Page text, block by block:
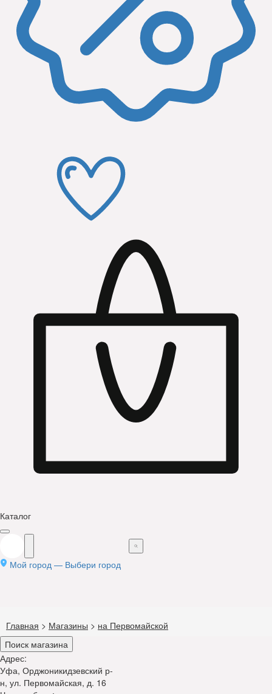
Каталог
Мой город — Выбери город
Главная > Магазины > на Первомайской
Поиск магазина
Адрес:
Уфа, Орджоникидзевский р-
н, ул. Первомайская, д. 16